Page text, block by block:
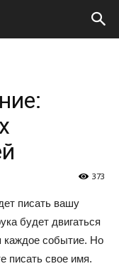
373
писать вашу
будет двигаться
каждое событие. Но
писать свое имя.